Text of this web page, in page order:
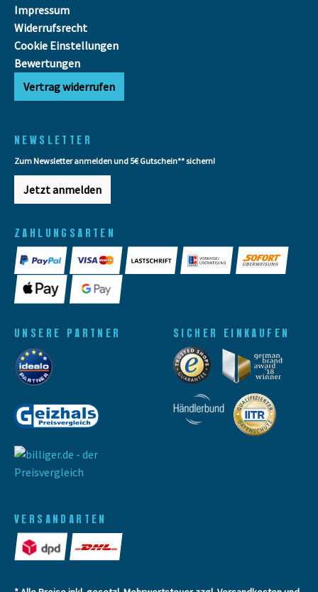
Impressum
Widerrufsrecht
Cookie Einstellungen
Bewertungen
Vertrag widerrufen
NEWSLETTER
Zum Newsletter anmelden und 5€ Gutschein** sichern!
Jetzt anmelden
ZAHLUNGSARTEN
VERSANDARTEN
UNSERE PARTNER SICHER EINKAUFEN